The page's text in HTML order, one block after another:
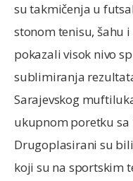
su takmičenja u
stonom tenisu, šahu
pokazali visok nivo
sublimiranja
Sarajevskog
ukupnom poretku sa
Drugoplasirani su
koji su na sportskim